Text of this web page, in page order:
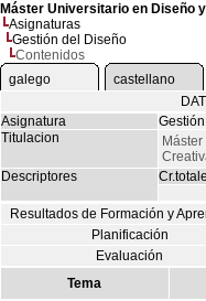
Máster Universitario en Diseño
Asignaturas
Gestión del Diseño
Contenidos
galego
castellano
Asignatura
Titulacion
Descriptores
Resultados de Formación y
Planificación
Evaluación
Tema